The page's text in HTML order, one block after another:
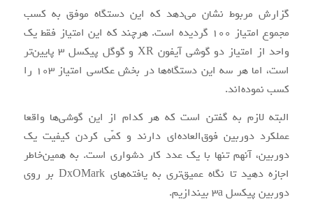
گزارش مربوط نشان می‌دهد که این دستگاه موفق به کسب
مجموع امتیاز ۱۰۰ گردیده است. هرچند که این امتیاز فقط یک
واحد از امتیاز دو گوشی آیفون XR و گوگل پیکسل 3 پایین‌تر
است، اما هر سه این دستگاه‌ها در بخش عکاسی امتیاز 103 را
کسب نموده‌اند.
البته لازم به گفتن است که هر کدام از این گوشی‌ها واقعا
عملکرد دوربین فوق‌العاده‌ای دارند و کمّی کردن کیفیت یک
دوربین، آنهم تنها با یک عدد کار دشواری است. به همین‌خاطر
اجازه دهید تا نگاه عمیق‌تری به یافته‌های DxOMark بر روی
دوربین پیکسل 3a بیندازیم.